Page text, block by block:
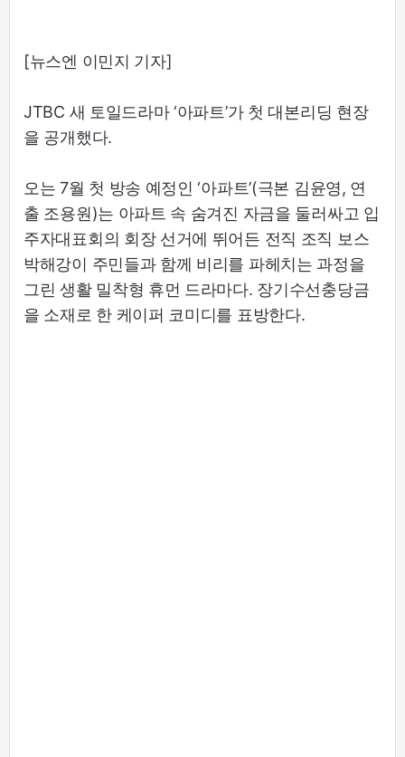
[뉴스엔 이민지 기자]
JTBC 새 토일드라마 ‘아파트’가 첫 대본리딩 현장
을 공개했다.
오는 7월 첫 방송 예정인 ‘아파트’(극본 김윤영, 연
출 조용원)는 아파트 속 숨겨진 자금을 둘러싸고 입
주자대표회의 회장 선거에 뛰어든 전직 조직 보스
박해강이 주민들과 함께 비리를 파헤치는 과정을
그린 생활 밀착형 휴먼 드라마다. 장기수선충당금
을 소재로 한 케이퍼 코미디를 표방한다.